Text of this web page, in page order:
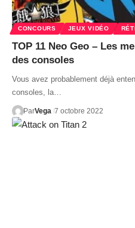
CONCOURS JEUX VIDÉO
TOP 11 Neo Geo – Les
des consoles
Vous avez probablement déjà
consoles, la…
ParVega 7 octobre 2022